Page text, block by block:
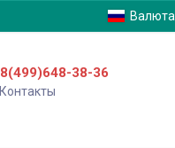
Валюта
8(499)648-38-36
Контакты